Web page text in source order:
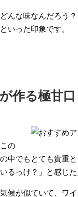
んな味なんだろう
いった印象です。
作る極甘
の
中でもとても貴重
るっけ？」と感じ
候が似ていて、ワ